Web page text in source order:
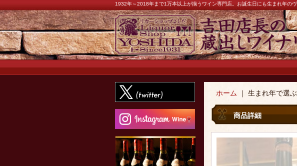
1932年～2018年まで1万本以上が揃うワイン専門店。お誕生日にも生まれ年のヴ
ホーム ｜ 生まれ年で選
商品詳細